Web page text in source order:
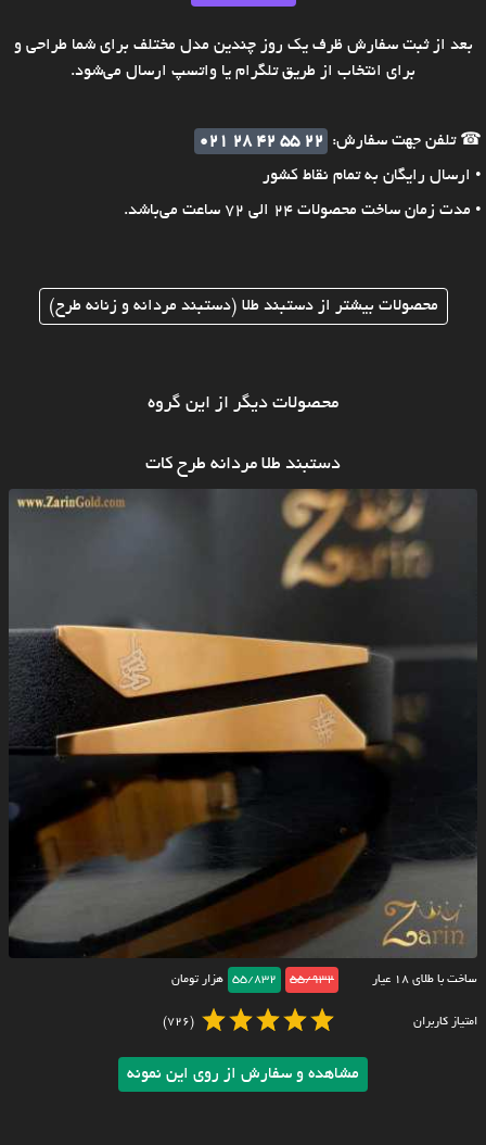
بعد از ثبت سفارش ظرف یک روز چندین مدل مختلف برای شما طراحی و
برای انتخاب از طریق تلگرام یا واتسپ ارسال می‌شود.
☎ تلفن جهت سفارش:
021 28 42 55 22
• ارسال رایگان به تمام نقاط کشور
• مدت زمان ساخت محصولات 24 الی 72 ساعت می‌باشد.
محصولات بیشتر از دستبند طلا (دستبند مردانه و زنانه طرح)
محصولات دیگر از این گروه
دستبند طلا مردانه طرح کات
ساخت با طلای ۱۸ عیار 55/932
55/832 هزار تومان
امتیاز کاربران (726)
مشاهده و سفارش از روی این نمونه